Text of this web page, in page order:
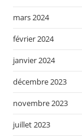
mars 2024
février 2024
janvier 2024
décembre 2023
novembre 2023
juillet 2023